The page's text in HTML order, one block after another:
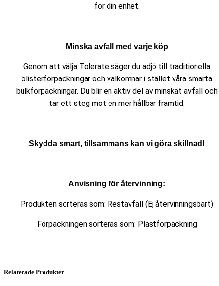
för din enhet.
Minska avfall med varje köp
Genom att välja Tolerate säger du adjö till traditionella
blisterförpackningar och välkomnar i stället våra smarta
bulkförpackningar. Du blir en aktiv del av minskat avfall och
tar ett steg mot en mer hållbar framtid.
Skydda smart, tillsammans kan vi göra skillnad!
Anvisning för återvinning:
Produkten sorteras som: Restavfall (Ej återvinningsbart)
Förpackningen sorteras som: Plastförpackning
Relaterade Produkter